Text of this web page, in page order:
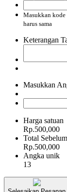
Masukkan kode
harus sama
Keterangan
Masukkan
Harga satuan
Rp.500,000
Total
Rp.500,000
Angka unik
13